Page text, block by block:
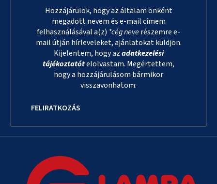
Hozzájárulok, hogy az általam önként
megadott nevem és e-mail címem
felhasználásával a(z) *cég neverészemre e-
mail útján hírleveleket, ajánlatokat küldjön.
Kijelentem, hogy azadatkezelési
tájékoztatótelolvastam. Megértettem,
hogy a hozzájárulásom bármikor
visszavonhatom.
FELIRATKOZÁS